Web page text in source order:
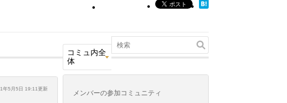
コミュ内全
体
年5月5日 19:11更新
メンバーの参加コミュニティ